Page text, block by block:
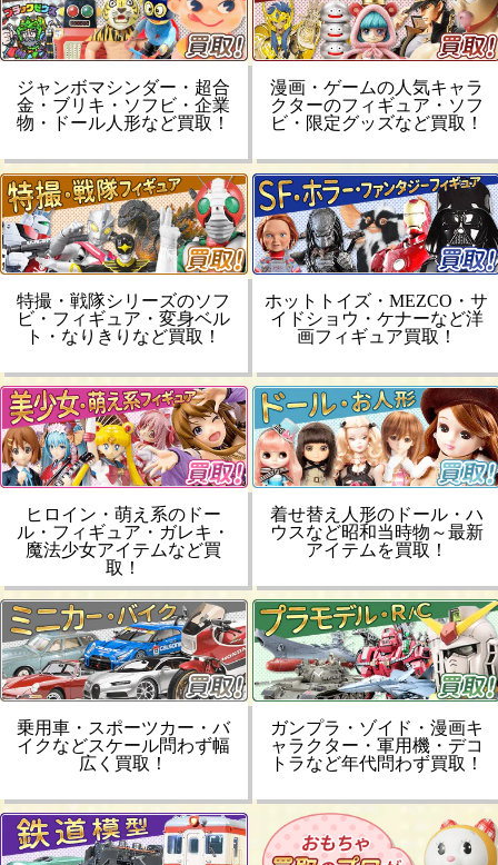
ジャンボマシンダー・超合
金・ブリキ・ソフビ・企業
物・ドール人形など買取！
漫画・ゲームの人気キャラ
クターのフィギュア・ソフ
ビ・限定グッズなど買取！
特撮・戦隊シリーズのソフ
ビ・フィギュア・変身ベル
ト・なりきりなど買取！
ホットトイズ・MEZCO・サ
イドショウ・ケナーなど洋
画フィギュア買取！
ヒロイン・萌え系のドー
ル・フィギュア・ガレキ・
魔法少女アイテムなど買
取！
着せ替え人形のドール・ハ
ウスなど昭和当時物～最新
アイテムを買取！
乗用車・スポーツカー・バ
イクなどスケール問わず幅
広く買取！
ガンプラ・ゾイド・漫画キ
ャラクター・軍用機・デコ
トラなど年代問わず買取！